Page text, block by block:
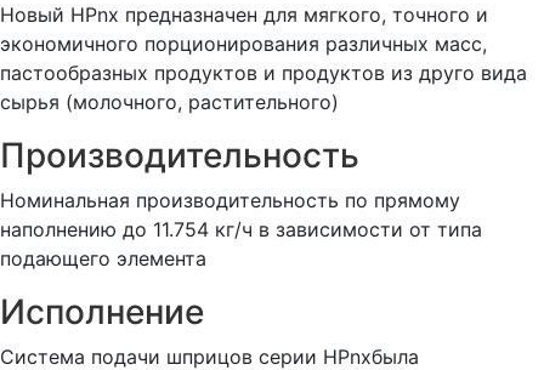
Новый HPnx предназначен для мягкого, точного и
экономичного порционирования различных масс,
пастообразных продуктов и продуктов из друго вида
сырья (молочного, растительного)
Производительность
Номинальная производительность по прямому
наполнению до 11.754 кг/ч в зависимости от типа
подающего элемента
Исполнение
Система подачи шприцов серии HPnxбыла